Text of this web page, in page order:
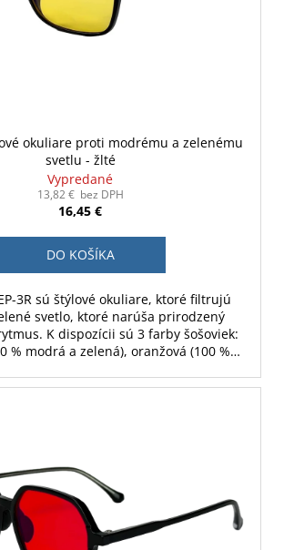
modrému a zelenému
svetlu - žlté
Vypredané
13,82 € bez DPH
16,45 €
DO KOŠÍKA
3R sú štýlové okuliare, ktoré filtrujú
svetlo, ktoré narúša prirodzený
K dispozícii sú 3 farby šošoviek:
% modrá a zelená), oranžová (100 %